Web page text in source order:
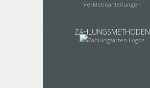
Verklebeanleitungen
ZAHLUNGSMETHODEN